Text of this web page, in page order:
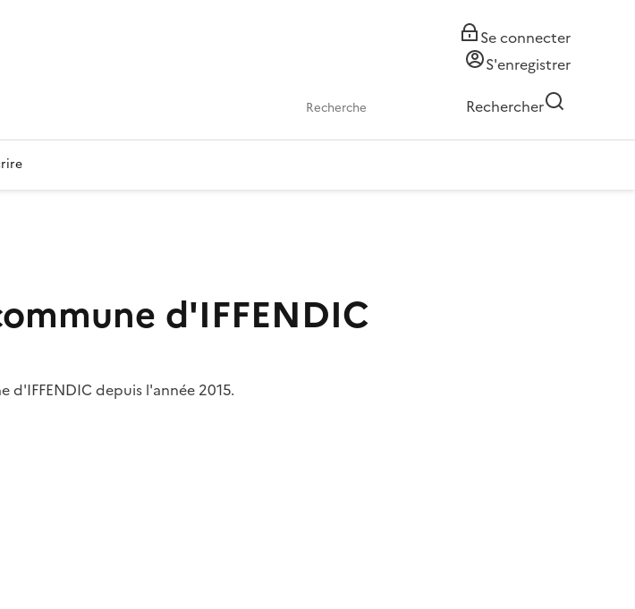
Se connecter
S'enregistrer
Rechercher
d'IFFENDIC
d'IFFENDIC depuis l'année 2015.